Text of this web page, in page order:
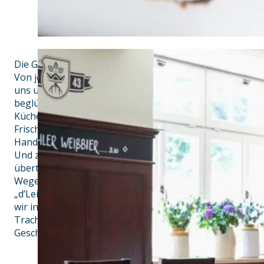
Die Geschichte des Flötzinger Bräustüberls beginnt
Von jeher kultivieren wir hier, mitten in Rosenheim,
uns unsere Gäste seit so langer Zeit treu sind, ist uns
beglücken wir sie mit erhabenen Biergartenmomenten,
Küche und natürlich mit den hervorragenden, DLG-
Frische, hochwertige Zutaten und Produkte, am
Handwerk, Kreativität und Humor zu je gleichen Teilen.
Und zuvorkommender Service, der unser
überträgt.
Wegen unserem ehrlichen Gastrokonzept kommen bei
„d’Leit zam“. Bodenständigkeit und Tradition haben
wir in eine lebendige Wirtshauskultur überführt, in der
Trachtler bis zum Hipster, vom Stammtischler bis zur
Geschäftsfrau, von jung bis alt jeder am richtigen Platz